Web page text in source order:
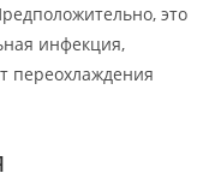
это
инфекция,
переохлаждения